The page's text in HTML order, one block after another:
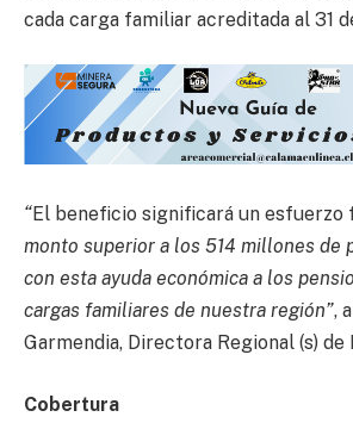
cada carga familiar acreditada al 31
“El beneficio significará un esfuerzo
monto superior a los 514 millones de
con esta ayuda económica a los
cargas familiares de nuestra región”,
Garmendia, Directora Regional (s)
Cobertura